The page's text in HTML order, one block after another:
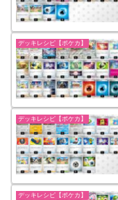
デッキレシピ【ポケカ】
デッキレシピ【ポケカ】
デッキレシピ【ポケカ】